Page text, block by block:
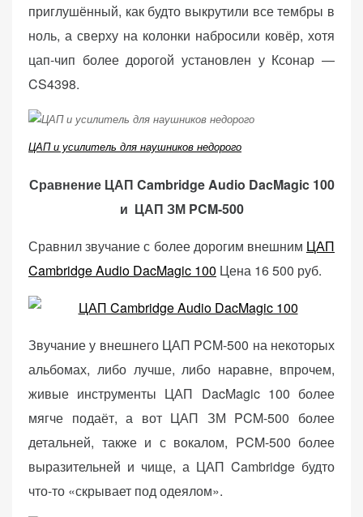
приглушённый, как будто выкрутили все тембры в
ноль, а сверху на колонки набросили ковёр, хотя
цап-чип более дорогой установлен у Ксонар —
CS4398.
ЦАП и усилитель для наушников недорого
Сравнение ЦАП Cambridge Audio DacMagic 100
и ЦАП ЗМ PCM-500
Сравнил звучание с более дорогим внешним ЦАП
Cambridge Audio DacMagic 100 Цена 16 500 руб.
Звучание у внешнего ЦАП PCM-500 на некоторых
альбомах, либо лучше, либо наравне, впрочем,
живые инструменты ЦАП DacMagic 100 более
мягче подаёт, а вот ЦАП ЗМ PCM-500 более
детальней, также и с вокалом, PCM-500 более
выразительней и чище, а ЦАП Cambridge будто
что-то «скрывает под одеялом».